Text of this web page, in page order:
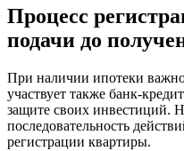
Процесс
подачи до
При наличии ипотеки
участвует также банк-
защите своих инвестиций.
последовательность
регистрации квартиры.